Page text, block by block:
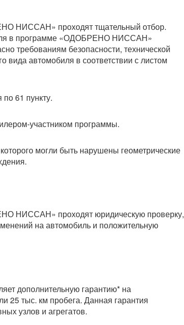
НИССАН» проходят тщательный отбор.
в программе «ОДОБРЕНО НИССАН»
требованиям безопасности, технической
вида автомобиля в соответствии с листом
61 пункту.
участником программы.
могли быть нарушены геометрические
НИССАН» проходят юридическую проверку,
на автомобиль и положительную
дополнительную гарантию* на
25 тыс. км пробега. Данная гарантия
узлов и агрегатов.